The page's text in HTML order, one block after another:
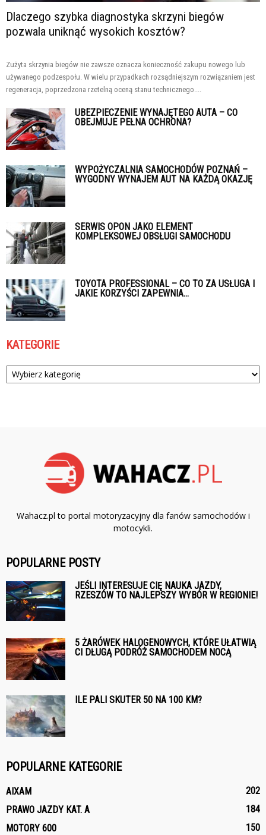
Dlaczego szybka diagnostyka skrzyni biegów
pozwala uniknąć wysokich kosztów?
Zużyta skrzynia biegów nie zawsze oznacza konieczność zakupu nowego lub
używanego podzespołu. W wielu przypadkach rozsądniejszym rozwiązaniem jest
regeneracja, poprzedzona rzetelną oceną stanu technicznego....
UBEZPIECZENIE WYNAJĘTEGO AUTA – CO
OBEJMUJE PEŁNA OCHRONA?
WYPOŻYCZALNIA SAMOCHODÓW POZNAŃ –
WYGODNY WYNAJEM AUT NA KAŻDĄ OKAZJĘ
SERWIS OPON JAKO ELEMENT
KOMPLEKSOWEJ OBSŁUGI SAMOCHODU
TOYOTA PROFESSIONAL – CO TO ZA USŁUGA I
JAKIE KORZYŚCI ZAPEWNIA...
KATEGORIE
Kategorie
Wahacz.pl to portal motoryzacyjny dla fanów samochodów i
motocykli.
POPULARNE POSTY
JEŚLI INTERESUJE CIĘ NAUKA JAZDY,
RZESZÓW TO NAJLEPSZY WYBÓR W REGIONIE!
5 ŻARÓWEK HALOGENOWYCH, KTÓRE UŁATWIĄ
CI DŁUGĄ PODRÓŻ SAMOCHODEM NOCĄ
ILE PALI SKUTER 50 NA 100 KM?
POPULARNE KATEGORIE
AIXAM
202
PRAWO JAZDY KAT. A
184
MOTORY 600
150